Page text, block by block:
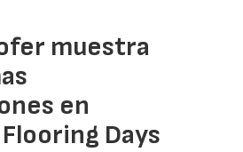
muestra
en
Days